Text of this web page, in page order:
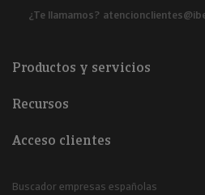
¿Te llamamos?
Productos y servicios
Recursos
Acceso clientes
Buscador empresas españolas